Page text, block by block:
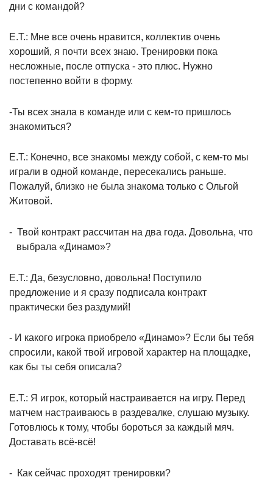
дни с командой?
Е.Т.: Мне все очень нравится, коллектив очень
хороший, я почти всех знаю. Тренировки пока
несложные, после отпуска - это плюс. Нужно
постепенно войти в форму.
-Ты всех знала в команде или с кем-то пришлось
знакомиться?
Е.Т.: Конечно, все знакомы между собой, с кем-то мы
играли в одной команде, пересекались раньше.
Пожалуй, близко не была знакома только с Ольгой
Житовой.
- Твой контракт рассчитан на два года. Довольна, что
выбрала «Динамо»?
Е.Т.: Да, безусловно, довольна! Поступило
предложение и я сразу подписала контракт
практически без раздумий!
- И какого игрока приобрело «Динамо»? Если бы тебя
спросили, какой твой игровой характер на площадке,
как бы ты себя описала?
Е.Т.: Я игрок, который настраивается на игру. Перед
матчем настраиваюсь в раздевалке, слушаю музыку.
Готовлюсь к тому, чтобы бороться за каждый мяч.
Доставать всё-всё!
- Как сейчас проходят тренировки?